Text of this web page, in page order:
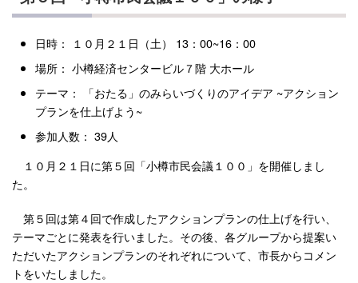
日時： １０月２１日（土） 13：00~16：00
場所： 小樽経済センタービル７階 大ホール
テーマ： 「おたる」のみらいづくりのアイデア ~アクション
プランを仕上げよう~
参加人数： 39人
１０月２１日に第５回「小樽市民会議１００」を開催しまし
た。
第５回は第４回で作成したアクションプランの仕上げを行い、
テーマごとに発表を行いました。その後、各グループから提案い
ただいたアクションプランのそれぞれについて、市長からコメン
トをいたしました。